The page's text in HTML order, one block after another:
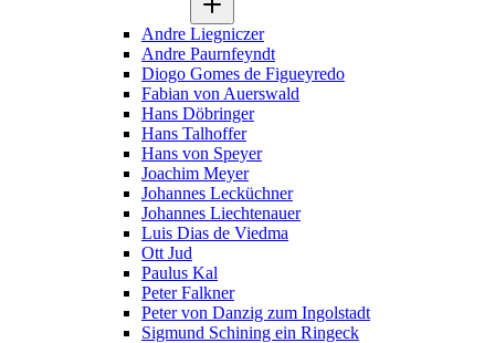
Andre Liegniczer
Andre Paurnfeyndt
Diogo Gomes de Figueyredo
Fabian von Auerswald
Hans Döbringer
Hans Talhoffer
Hans von Speyer
Joachim Meyer
Johannes Lecküchner
Johannes Liechtenauer
Luis Dias de Viedma
Ott Jud
Paulus Kal
Peter Falkner
Peter von Danzig zum Ingolstadt
Sigmund Schining ein Ringeck